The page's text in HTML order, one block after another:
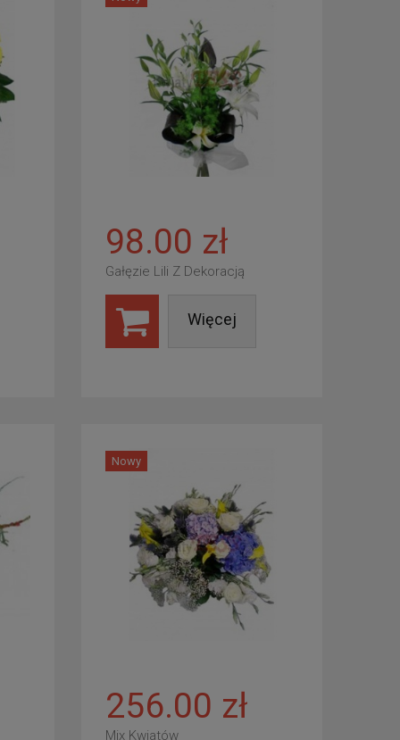
98.00 zł
Gałęzie Lili Z Dekoracją
Więcej
Nowy
256.00 zł
Mix Kwiatów